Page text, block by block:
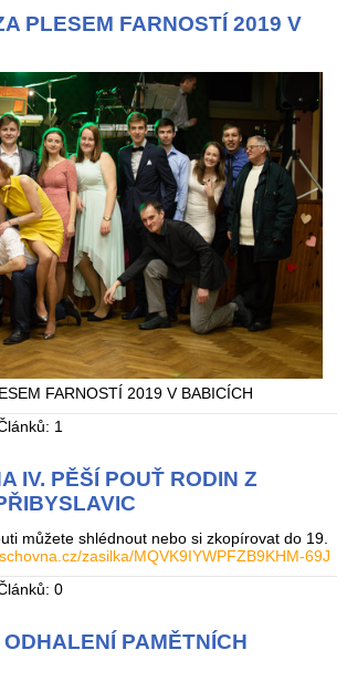
PLESEM FARNOSTÍ 2019 V
FARNOSTÍ 2019 V BABICÍCH
1
IV. PĚŠÍ POUŤ RODIN Z
můžete shlédnout nebo si zkopírovat do 19.
zasilka/MQVK9IYWPFZB9KHM-69J
0
PAMĚTNÍCH